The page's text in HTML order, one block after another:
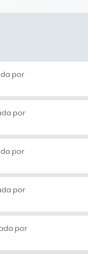
por
por
por
por
por